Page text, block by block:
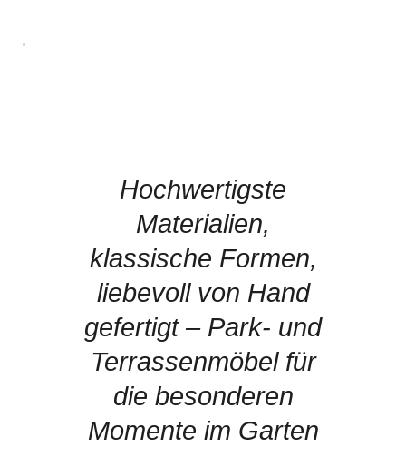
Hochwertigste
Materialien,
klassische Formen,
liebevoll von Hand
gefertigt – Park- und
Terrassenmöbel für
die besonderen
Momente im Garten